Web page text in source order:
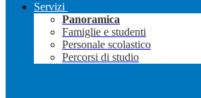
Servizi
Panoramica
Famiglie e studenti
Personale scolastico
Percorsi di studio